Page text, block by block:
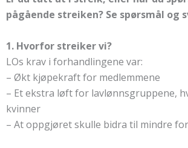
pågående streiken? Se spørsmål og
1. Hvorfor streiker vi?
LOs krav i forhandlingene var:
– Økt kjøpekraft for medlemmene
– Et ekstra løft for lavlønnsgruppene,
kvinner
– At oppgjøret skulle bidra til mindre